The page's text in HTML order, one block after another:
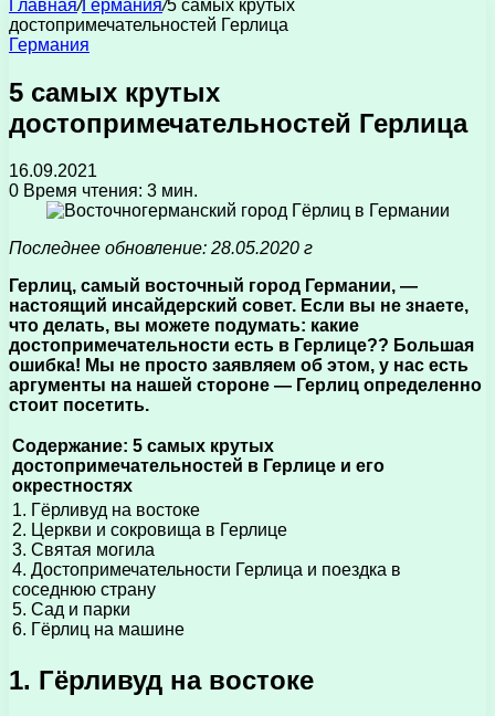
Главная/Германия/5 самых крутых
достопримечательностей Герлица
Германия
5 самых крутых
достопримечательностей Герлица
16.09.2021
0 Время чтения: 3 мин.
Последнее обновление: 28.05.2020 г
Герлиц, самый восточный город Германии, —
настоящий инсайдерский совет. Если вы не знаете,
что делать, вы можете подумать: какие
достопримечательности есть в Герлице?? Большая
ошибка! Мы не просто заявляем об этом, у нас есть
аргументы на нашей стороне — Герлиц определенно
стоит посетить.
Содержание: 5 самых крутых
достопримечательностей в Герлице и его
окрестностях
1. Гёрливуд на востоке
2. Церкви и сокровища в Герлице
3. Святая могила
4. Достопримечательности Герлица и поездка в
соседнюю страну
5. Сад и парки
6. Гёрлиц на машине
1. Гёрливуд на востоке